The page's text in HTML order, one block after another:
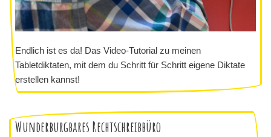
Endlich ist es da! Das Video-Tutorial zu meinen
Tabletdiktaten, mit dem du Schritt für Schritt eigene Diktate
erstellen kannst!
Wunderburgbares Rechtschreibbüro